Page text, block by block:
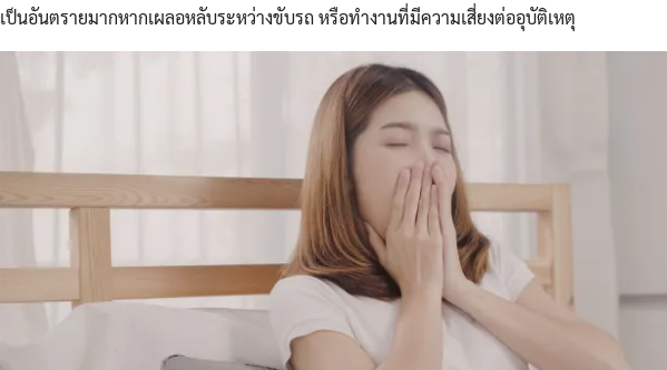
เป็นอันตรายมากหากเผลอหลับระหว่างขับรถ หรือทำงานที่มีความเสี่ยงต่ออุบัติเหตุ